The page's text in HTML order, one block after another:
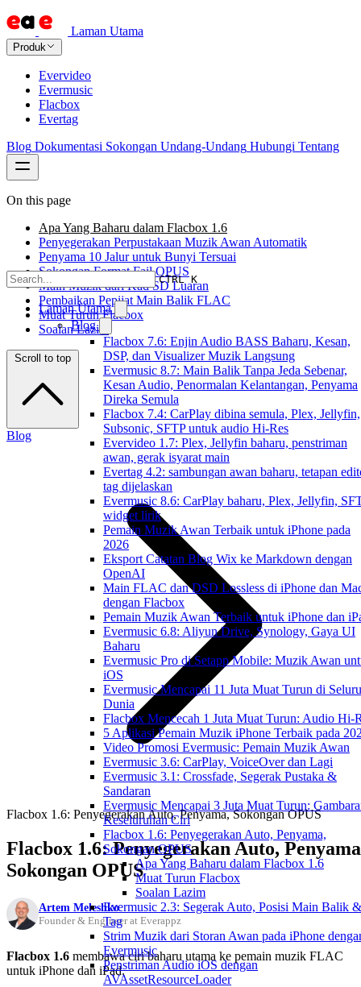
Laman Utama
Produk
Evervideo
Evermusic
Flacbox
Evertag
Blog Dokumentasi Sokongan Undang-Undang Hubungi Tentang
CTRL K
Laman Utama
Blog
Flacbox 7.6: Enjin Audio BASS Baharu, Kesan,
DSP, dan Visualizer Muzik Langsung
Evermusic 8.7: Main Balik Tanpa Jeda Sebenar,
Kesan Audio, Penormalan Kelantangan, Penyama
Direka Semula
Flacbox 7.4: CarPlay dibina semula, Plex, Jellyfin,
Subsonic, SFTP untuk audio Hi-Res
Evervideo 1.7: Plex, Jellyfin baharu, penstriman
awan, gerak isyarat main
Evertag 4.2: sambungan awan baharu, tetapan
tag dijelaskan
Evermusic 8.6: CarPlay baharu, Plex, Jellyfin,
widget lirik
Pemain Muzik Awan Terbaik untuk iPhone pada
2026
Eksport Catatan Blog Wix ke Markdown dengan
OpenAI
Main FLAC dan DSD Lossless di iPhone dan
dengan Flacbox
Pemain Muzik Awan Terbaik untuk iPhone dan
Evermusic 6.8: Aliyun Drive, Synology, Gaya UI
Baharu
Evermusic Pro di Setapp Mobile: Muzik Awan
iOS
Evermusic Mencapai 11 Juta Muat Turun di
Dunia
Flacbox Mencecah 1 Juta Muat Turun: Audio Hi-
5 Aplikasi Pemain Muzik iPhone Terbaik pada
Video Promosi Evermusic: Pemain Muzik Awan
Evermusic 3.6: CarPlay, VoiceOver dan Lagi
Evermusic 3.1: Crossfade, Segerak Pustaka &
Sandaran
Evermusic Mencapai 3 Juta Muat Turun:
Keseluruhan Ciri
Flacbox 1.6: Penyegerakan Auto, Penyama,
Sokongan OPUS
Apa Yang Baharu dalam Flacbox 1.6
Muat Turun Flacbox
Soalan Lazim
Evermusic 2.3: Segerak Auto, Posisi Main Balik &
Tag
Strim Muzik dari Storan Awan pada iPhone
Evermusic
Penstriman Audio iOS dengan
AVAssetResourceLoader
On this page
Apa Yang Baharu dalam Flacbox 1.6
Penyegerakan Perpustakaan Muzik Awan Automatik
Penyama 10 Jalur untuk Bunyi Tersuai
Sokongan Format Fail OPUS
Main Muzik dari Kad SD Luaran
Pembaikan Pepijat Main Balik FLAC
Muat Turun Flacbox
Soalan Lazim
Scroll to top
Blog
Flacbox 1.6: Penyegerakan Auto, Penyama, Sokongan OPUS
Flacbox 1.6: Penyegerakan Auto,
Sokongan OPUS
Artem Meleshko
Founder & Engineer at Everappz
Flacbox 1.6 membawa ciri baharu utama ke pemain muzik FLAC
untuk iPhone dan iPad.